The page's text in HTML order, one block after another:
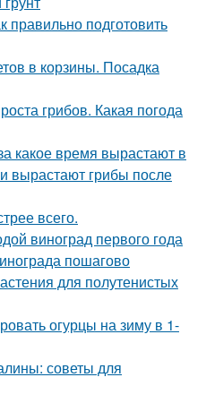
правильно подготовить
в корзины. Посадка
грибов. Какая погода
какое время вырастают в
вырастают грибы после
всего.
виноград первого года
пошагово
для полутенистых
огурцы на зиму в 1-
советы для